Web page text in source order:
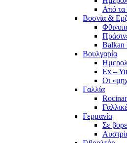
Από τα
Βοσνία &
Balkan
Βουλγαρία
Ex –
Οι
Γαλλία
Γερμανία
Σε